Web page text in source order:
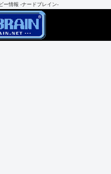
ー情報 -ナードブレイン-